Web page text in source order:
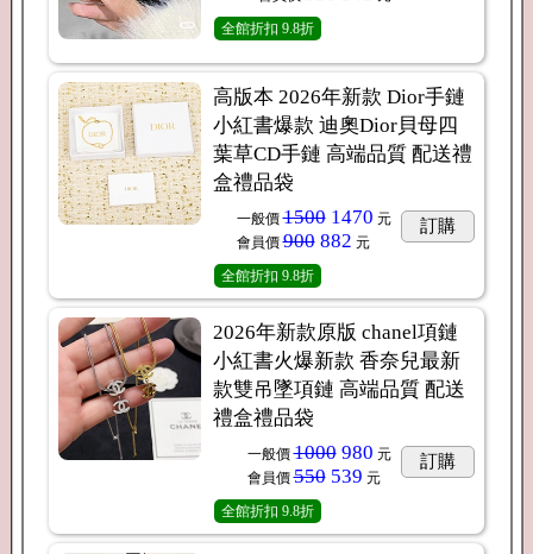
全館折扣 9.8折
高版本 2026年新款 Dior手鏈
小紅書爆款 迪奧Dior貝母四
葉草CD手鏈 高端品質 配送禮
盒禮品袋
一般價 15001470 元
會員價 900882 元
訂購
全館折扣 9.8折
2026年新款原版 chanel項鏈
小紅書火爆新款 香奈兒最新
款雙吊墜項鏈 高端品質 配送
禮盒禮品袋
一般價 1000980 元
會員價 550539 元
訂購
全館折扣 9.8折